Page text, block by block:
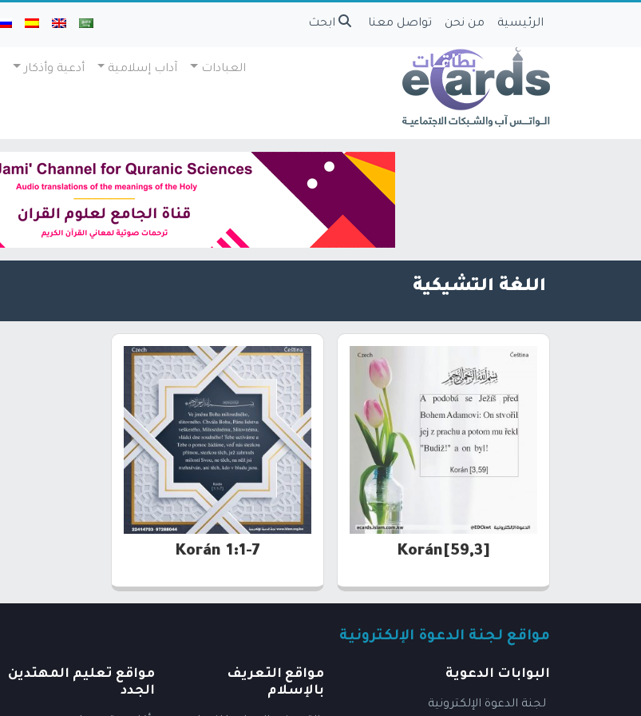
الرئيسية من نحن تواصل معنا ابحث
العبادات آداب إسلامية أدعية وأذكار
اللغة التشيكية
[59,3]Korán
Korán 1:1-7
مواقع لجنة الدعوة الإلكترونية
البوابات الدعوية
لجنة الدعوة الإلكترونية
مواقع التعريف
بالإسلام
مواقع تعليم المهتدين
الجدد